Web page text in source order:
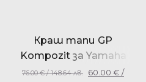
Краш тапи GP
Kompozit за Yamaha
MT-09 2013-2020
76.00€ / 148.64 лв. 60.00 € /